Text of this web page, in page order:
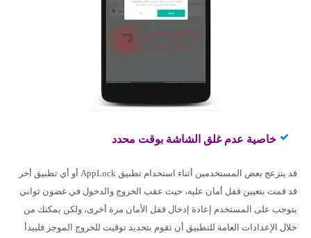
خاصية عدم غلق الشاشة بوقت محدد
قد ينزعج بعض المستخدمين أثناء استخدام تطبيق AppLock أو أي تطبيق أخر
قد قمت بتعيين قفل أمان عليه، حيث عقب الخروج والدخول في غضون ثواني
يتوجب على المستخدم إعادة إدخال قفل الأمان مرة أخرى، ولكن يمكنك من
خلال الإعدادات العامة للتطبيق أن تقوم بتحديد توقيت للخروج الموجز فليبدأ